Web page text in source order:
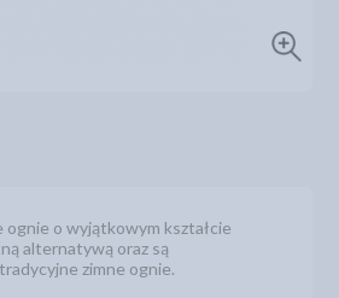
ognie o wyjątkowym kształcie
alternatywą oraz są
zimne ognie.